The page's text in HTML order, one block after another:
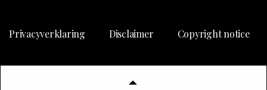
Privacyverklaring Disclaimer Copyright notice